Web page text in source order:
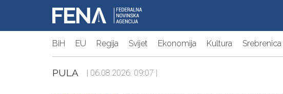
BiH EU Regija Svijet Ekonomija Kultura Srebrenica
PULA | 06.08.2026. 09:07 |